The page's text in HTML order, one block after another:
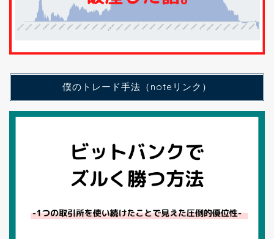
僕のトレード手法（noteリンク）